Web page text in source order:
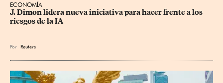
ECONOMÍA
J. Dimon lidera nueva iniciativa para hacer frente a los
riesgos de la IA
Por Reuters